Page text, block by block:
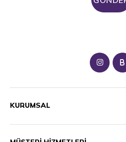
B
KURUMSAL